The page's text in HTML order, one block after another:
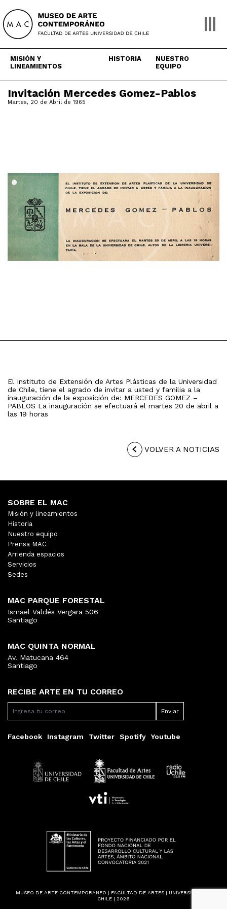
content
MISIÓN Y
LINEAMIENTOS
HISTORIA
NUESTRO
EQUIPO
Invitación Mercedes Gomez-Pablos
Martes, 20 de Abril de 1965
El Instituto de Extensión de Artes Plásticas de la Universidad
de Chile, tiene el agrado de invitar a usted y familia a la
inauguración de la exposición de: MERCEDES GOMEZ –
PABLOS La inauguración se efectuará el martes 20 de abril a
las 19 horas
VOLVER A NOTICIAS
RECIBE ARTE EN TU CORREO
Facebook Instagram Twitter Spotify Youtube
SOBRE EL MAC
Misión y lineamientos
Historia
Nuestro equipo
Prensa MAC
Arrienda espacios
Servicios
Sedes
MAC PARQUE FORESTAL
Ismael Valdés Vergara 506
Santiago
MAC QUINTA NORMAL
Av. Matucana 464
Santiago
MUSEO DE ARTE CONTEMPORÁNEO | FACULTAD DE ARTES | UNIVERSIDAD DE
CHILE | 2026